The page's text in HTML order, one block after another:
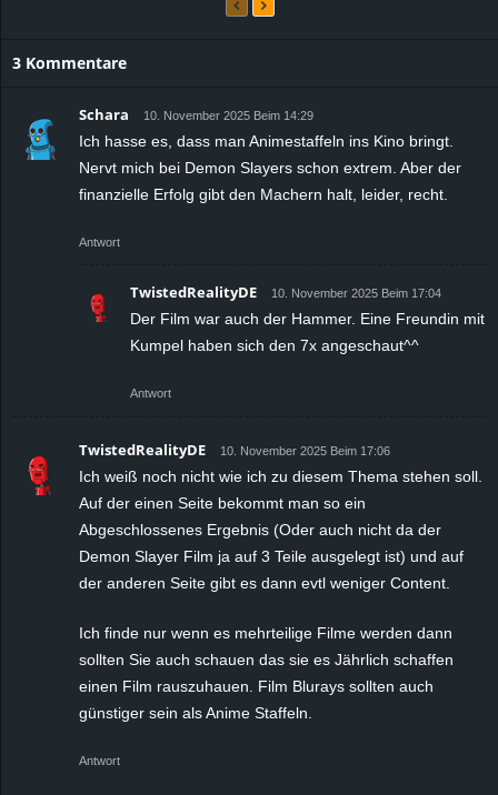
3 Kommentare
Schara 10. November 2025 Beim 14:29
Ich hasse es, dass man Animestaffeln ins Kino bringt.
Nervt mich bei Demon Slayers schon extrem. Aber der
finanzielle Erfolg gibt den Machern halt, leider, recht.
Antwort
TwistedRealityDE 10. November 2025 Beim 17:04
Der Film war auch der Hammer. Eine Freundin mit
Kumpel haben sich den 7x angeschaut^^
Antwort
TwistedRealityDE 10. November 2025 Beim 17:06
Ich weiß noch nicht wie ich zu diesem Thema stehen soll.
Auf der einen Seite bekommt man so ein
Abgeschlossenes Ergebnis (Oder auch nicht da der
Demon Slayer Film ja auf 3 Teile ausgelegt ist) und auf
der anderen Seite gibt es dann evtl weniger Content.
Ich finde nur wenn es mehrteilige Filme werden dann
sollten Sie auch schauen das sie es Jährlich schaffen
einen Film rauszuhauen. Film Blurays sollten auch
günstiger sein als Anime Staffeln.
Antwort